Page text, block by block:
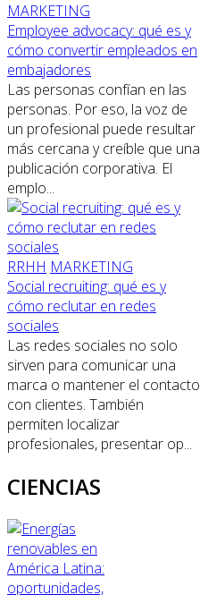
MARKETING
Employee advocacy: qué es y
cómo convertir empleados en
embajadores
Las personas confían en las
personas. Por eso, la voz de
un profesional puede resultar
más cercana y creíble que una
publicación corporativa. El
emplo...
RRHH MARKETING
Social recruiting: qué es y
cómo reclutar en redes
sociales
Las redes sociales no solo
sirven para comunicar una
marca o mantener el contacto
con clientes. También
permiten localizar
profesionales, presentar op...
CIENCIAS